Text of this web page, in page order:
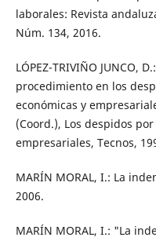
laborales: Revista
Núm. 134, 2016.
LÓPEZ-TRIVIÑO JUNCO,
procedimiento en los
económicas y
(Coord.), Los despidos
empresariales, Tecnos,
MARÍN MORAL, I.: La
2006.
MARÍN MORAL, I.: "La